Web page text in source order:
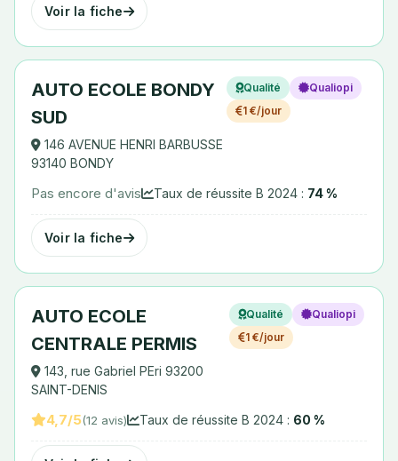
Voir la fiche
AUTO ECOLE BONDY
SUD
146 AVENUE HENRI BARBUSSE
93140 BONDY
Qualité
Qualiopi
1 €/jour
Pas encore d'avis Taux de réussite B 2024 : 74 %
Voir la fiche
AUTO ECOLE
CENTRALE PERMIS
143, rue Gabriel PEri 93200
SAINT-DENIS
Qualité
Qualiopi
1 €/jour
4,7/5(12 avis) Taux de réussite B 2024 : 60 %